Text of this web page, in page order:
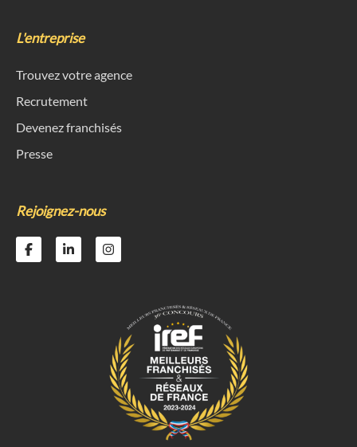
L'entreprise
Trouvez votre agence
Recrutement
Devenez franchisés
Presse
Rejoignez-nous